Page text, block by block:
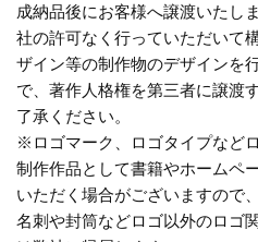
成納品後にお客様へ譲渡いたし
社の許可なく行っていただいて
ザイン等の制作物のデザインを
で、著作人格権を第三者に譲渡
了承ください。
※ロゴマーク、ロゴタイプなど
制作作品として書籍やホームペ
いただく場合がございますので
名刺や封筒などロゴ以外のロゴ